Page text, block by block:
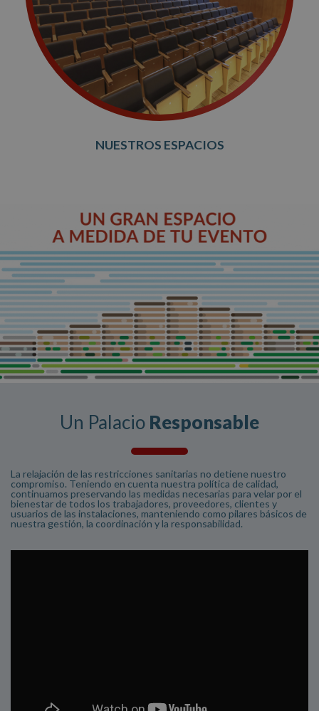
NUESTROS ESPACIOS
Un Palacio Responsable
La relajación de las restricciones sanitarias no detiene nuestro
compromiso. Teniendo en cuenta nuestra política de calidad,
continuamos preservando las medidas necesarias para velar por el
bienestar de todos los trabajadores, proveedores, clientes y
usuarios de las instalaciones, manteniendo como pilares básicos de
nuestra gestión, la coordinación y la responsabilidad.